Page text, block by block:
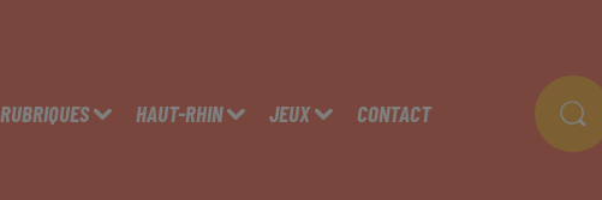
RUBRIQUES HAUT-RHIN JEUX CONTACT